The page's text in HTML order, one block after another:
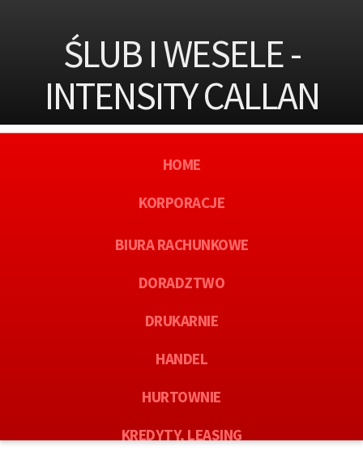
ŚLUB I WESELE -
INTENSITY CALLAN
HOME
KORPORACJE
BIURA RACHUNKOWE
DORADZTWO
DRUKARNIE
HANDEL
HURTOWNIE
KREDYTY, LEASING